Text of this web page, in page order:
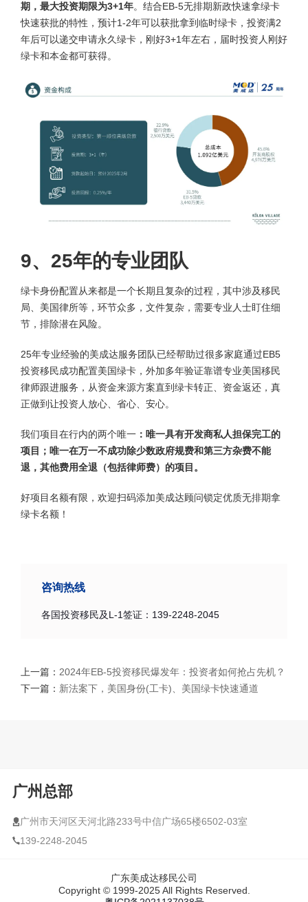
期，最大投资期限为3+1年。结合EB-5无排期新政快速拿绿卡
快速获批的特性，预计1-2年可以获批拿到临时绿卡，投资满2
年后可以递交申请永久绿卡，刚好3+1年左右，届时投资人刚好
绿卡和本金都可获得。
9、25年的专业团队
绿卡身份配置从来都是一个长期且复杂的过程，其中涉及移民
局、美国律所等，环节众多，文件复杂，需要专业人士盯住细
节，排除潜在风险。
25年专业经验的美成达服务团队已经帮助过很多家庭通过EB5
投资移民成功配置美国绿卡，外加多年验证靠谱专业美国移民
律师跟进服务，从资金来源方案直到绿卡转正、资金返还，真
正做到让投资人放心、省心、安心。
我们项目在行内的两个唯一 ：唯一具有开发商私人担保完工的
项目；唯一在万一不成功除少数政府规费和第三方杂费不能
退，其他费用全退（包括律师费）的项目。
好项目名额有限，欢迎扫码添加美成达顾问锁定优质无排期拿
绿卡名额！
咨询热线
各国投资移民及L-1签证：139-2248-2045
上一篇： 2024年EB-5投资移民爆发年：投资者如何抢占先机？
下一篇： 新法案下，美国身份(工卡)、美国绿卡快速通道
广州总部
广州市天河区天河北路233号中信广场65楼6502-03室
139-2248-2045
广东美成达移民公司
Copyright © 1999-2025 All Rights Reserved.